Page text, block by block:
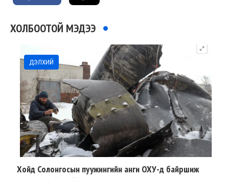
ХОЛБООТОЙ МЭДЭЭ
ДЭЛХИЙ
Хойд Солонгосын пуужингийн анги ОХУ-д байршиж